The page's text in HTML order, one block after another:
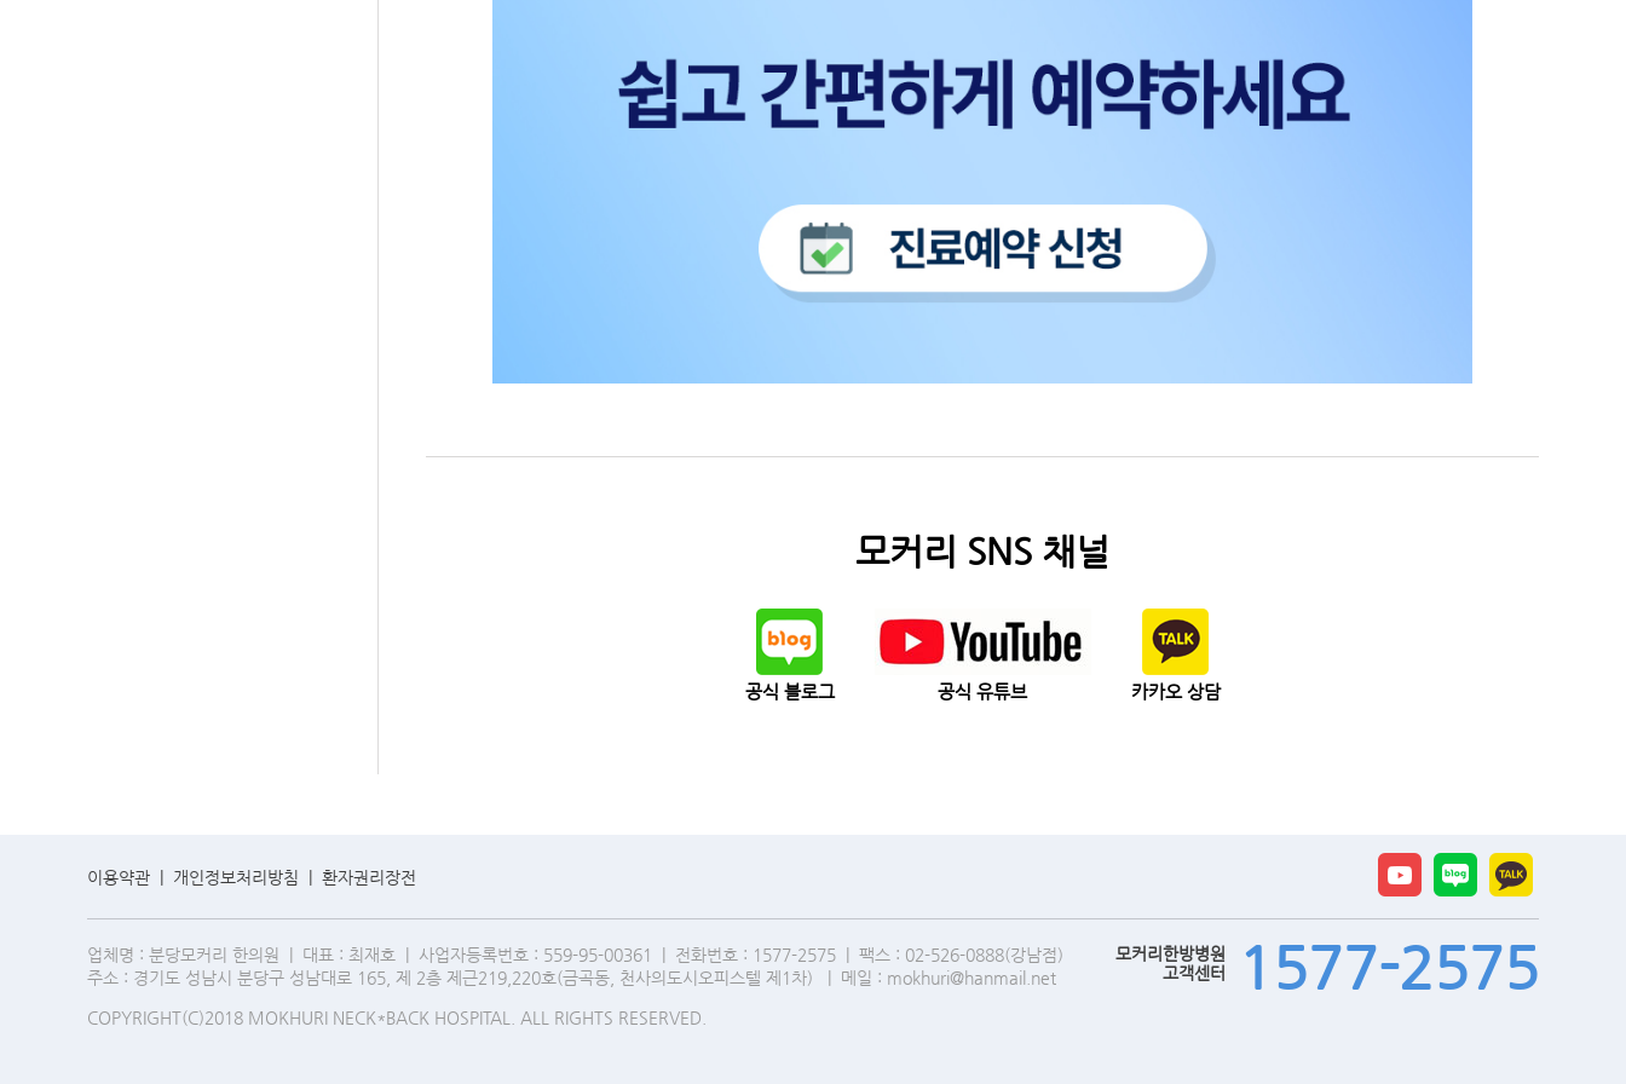
모커리 SNS 채널
공식 블로그 공식 유튜브 카카오 상담
이용약관 개인정보처리방침 환자권리장전
업체명 : 분당모커리 한의원 | 대표 : 최재호 | 사업자등록번호 : 559-95-00361 | 전화번호 : 1577-2575 | 팩스 : 02-526-0888(강남점)
주소 : 경기도 성남시 분당구 성남대로 165, 제 2층 제근219,220호(금곡동, 천사의도시오피스텔 제1차) | 메일 : mokhuri@hanmail.net
COPYRIGHT(C)2018 MOKHURI NECK*BACK HOSPITAL. ALL RIGHTS RESERVED.
모커리한방병원
고객센터
1577-2575